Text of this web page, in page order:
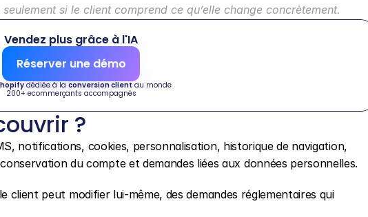
si le client comprend ce qu’elle change concrètement.
Vendez plus grâce à l'IA
Réserver une démo
dédiée à la conversion client au monde
200+ ecommerçants accompagnés
?
notifications, cookies, personnalisation, historique de navigation,
du compte et demandes liées aux données personnelles.
client peut modifier lui-même, des demandes réglementaires qui